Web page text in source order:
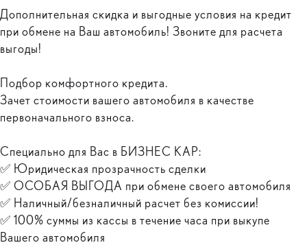
Дополнительная скидка и выгодные условия на кредит
при обмене на Ваш автомобиль! Звоните для расчета
выгоды!
Подбор комфортного кредита.
Зачет стоимости вашего автомобиля в качестве
первоначального взноса.
Специально для Вас в БИЗНЕС КАР:
✅ Юридическая прозрачность сделки
✅ ОСОБАЯ ВЫГОДА при обмене своего автомобиля
✅ Наличный/безналичный расчет без комиссии!
✅ 100% суммы из кассы в течение часа при выкупе
Вашего автомобиля